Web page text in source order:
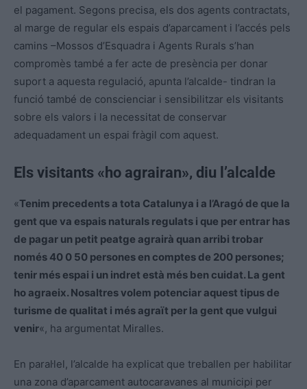
el pagament. Segons precisa, els dos agents contractats,
al marge de regular els espais d’aparcament i l’accés pels
camins –Mossos d’Esquadra i Agents Rurals s’han
compromès també a fer acte de presència per donar
suport a aquesta regulació, apunta l’alcalde- tindran la
funció també de conscienciar i sensibilitzar els visitants
sobre els valors i la necessitat de conservar
adequadament un espai fràgil com aquest.
Els visitants «ho agrairan», diu l’alcalde
«Tenim precedents a tota Catalunya i a l’Aragó de que la
gent que va espais naturals regulats i que per entrar has
de pagar un petit peatge agrairà quan arribi trobar
només 40 0 50 persones en comptes de 200 persones;
tenir més espai i un indret està més ben cuidat. La gent
ho agraeix. Nosaltres volem potenciar aquest tipus de
turisme de qualitat i més agraït per la gent que vulgui
venir«, ha argumentat Miralles.
En paral·lel, l’alcalde ha explicat que treballen per habilitar
una zona d’aparcament autocaravanes al municipi per